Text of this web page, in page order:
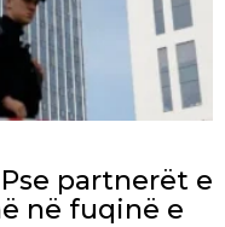
partnerët e
në fuqinë e